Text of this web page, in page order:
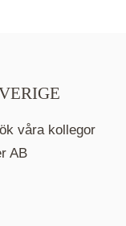
våra kollegor
AB